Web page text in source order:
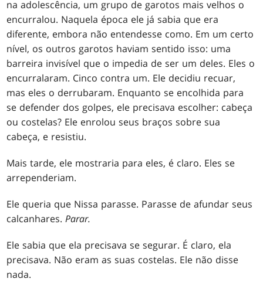
na adolescência, um grupo de garotos mais velhos o
encurralou. Naquela época ele já sabia que era
diferente, embora não entendesse como. Em um certo
nível, os outros garotos haviam sentido isso: uma
barreira invisível que o impedia de ser um deles. Eles o
encurralaram. Cinco contra um. Ele decidiu recuar,
mas eles o derrubaram. Enquanto se encolhida para
se defender dos golpes, ele precisava escolher: cabeça
ou costelas? Ele enrolou seus braços sobre sua
cabeça, e resistiu.
Mais tarde, ele mostraria para eles, é claro. Eles se
arrependeriam.
Ele queria que Nissa parasse. Parasse de afundar seus
calcanhares.Parar.
Ele sabia que ela precisava se segurar. É claro, ela
precisava. Não eram as suas costelas. Ele não disse
nada.